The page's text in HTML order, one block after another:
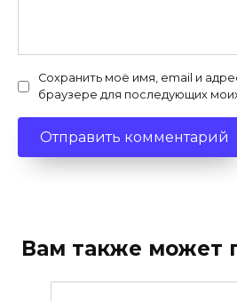
Сохранить моё имя, email и
браузере для последующих
Вам также может